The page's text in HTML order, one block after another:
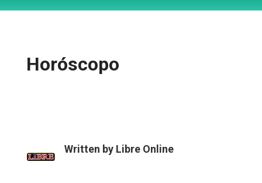
Horóscopo
Written by Libre Online